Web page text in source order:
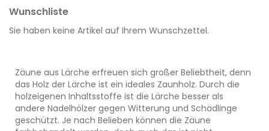
Wunschliste
Sie haben keine Artikel auf Ihrem Wunschzettel.
Zäune aus Lärche erfreuen sich großer Beliebtheit, denn
das Holz der Lärche ist ein ideales Zaunholz. Durch die
holzeigenen Inhaltsstoffe ist die Lärche besser als
andere Nadelhölzer gegen Witterung und Schädlinge
geschützt. Je nach Belieben können die Zäune